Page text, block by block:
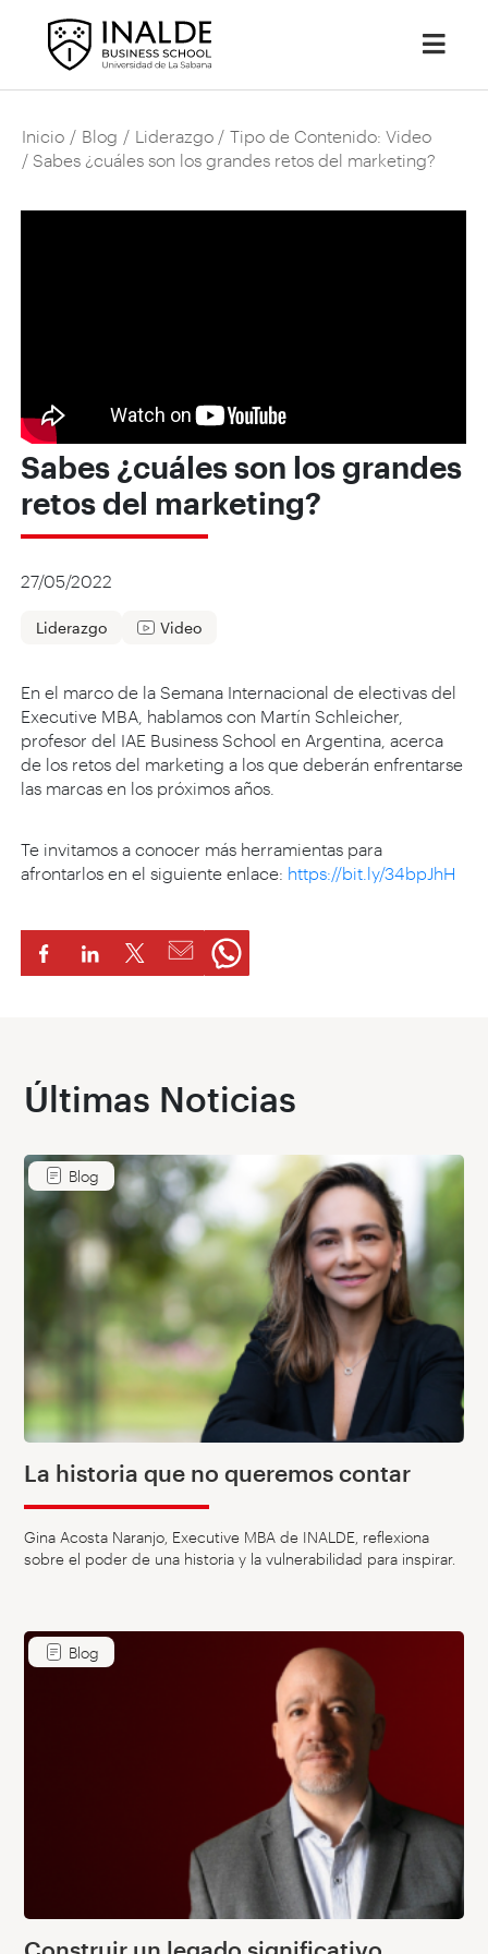
Inicio / Blog / Liderazgo / Tipo de Contenido: Video
/ Sabes ¿cuáles son los grandes retos del marketing?
Sabes ¿cuáles son los grandes
retos del marketing?
27/05/2022
Liderazgo Video
En el marco de la Semana Internacional de electivas del
Executive MBA, hablamos con Martín Schleicher,
profesor del IAE Business School en Argentina, acerca
de los retos del marketing a los que deberán enfrentarse
las marcas en los próximos años.
Te invitamos a conocer más herramientas para
afrontarlos en el siguiente enlace: https://bit.ly/34bpJhH
Últimas Noticias
Blog
La historia que no queremos contar
Gina Acosta Naranjo, Executive MBA de INALDE, reflexiona
sobre el poder de una historia y la vulnerabilidad para inspirar.
Blog